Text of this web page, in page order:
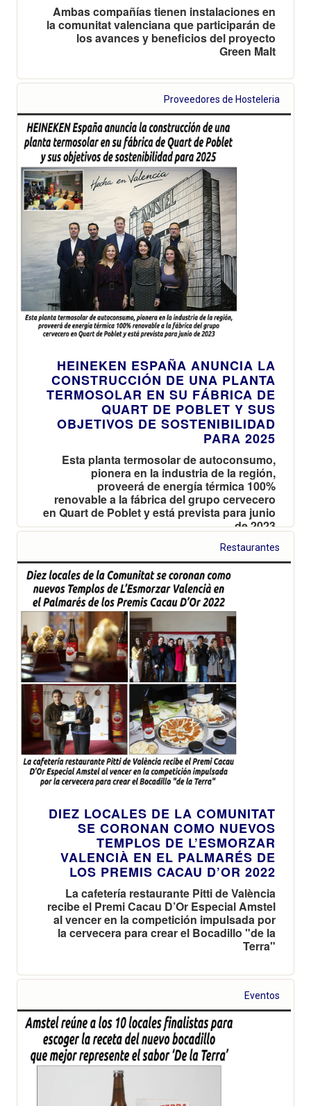
Ambas compañías tienen instalaciones en
la comunitat valenciana que participarán de
los avances y beneficios del proyecto
Green Malt
Proveedores de Hosteleria
HEINEKEN ESPAÑA ANUNCIA LA
CONSTRUCCIÓN DE UNA PLANTA
TERMOSOLAR EN SU FÁBRICA DE
QUART DE POBLET Y SUS
OBJETIVOS DE SOSTENIBILIDAD
PARA 2025
Esta planta termosolar de autoconsumo,
pionera en la industria de la región,
proveerá de energía térmica 100%
renovable a la fábrica del grupo cervecero
en Quart de Poblet y está prevista para junio
de 2023
Restaurantes
DIEZ LOCALES DE LA COMUNITAT
SE CORONAN COMO NUEVOS
TEMPLOS DE L’ESMORZAR
VALENCIÀ EN EL PALMARÉS DE
LOS PREMIS CACAU D’OR 2022
La cafetería restaurante Pitti de València
recibe el Premi Cacau D’Or Especial Amstel
al vencer en la competición impulsada por
la cervecera para crear el Bocadillo "de la
Terra"
Eventos